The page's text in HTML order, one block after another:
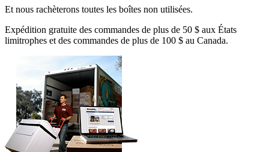
Et nous rachèterons toutes les boîtes non utilisées.
Expédition gratuite des commandes de plus de 50 $ aux États
limitrophes et des commandes de plus de 100 $ au Canada.